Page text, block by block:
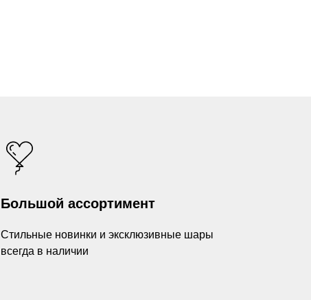
Большой ассортимент
Стильные новинки и эксклюзивные шары
всегда в наличии